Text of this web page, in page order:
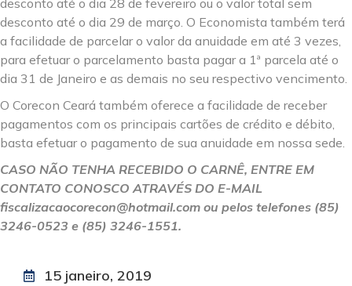
desconto até o dia 28 de fevereiro ou o valor total sem
desconto até o dia 29 de março. O Economista também terá
a facilidade de parcelar o valor da anuidade em até 3 vezes,
para efetuar o parcelamento basta pagar a 1ª parcela até o
dia 31 de Janeiro e as demais no seu respectivo vencimento.
O Corecon Ceará também oferece a facilidade de receber
pagamentos com os principais cartões de crédito e débito,
basta efetuar o pagamento de sua anuidade em nossa sede.
CASO NÃO TENHA RECEBIDO O CARNÊ, ENTRE EM
CONTATO CONOSCO ATRAVÉS DO E-MAIL
fiscalizacaocorecon@hotmail.com ou pelos telefones (85)
3246-0523 e (85) 3246-1551.
15 janeiro, 2019